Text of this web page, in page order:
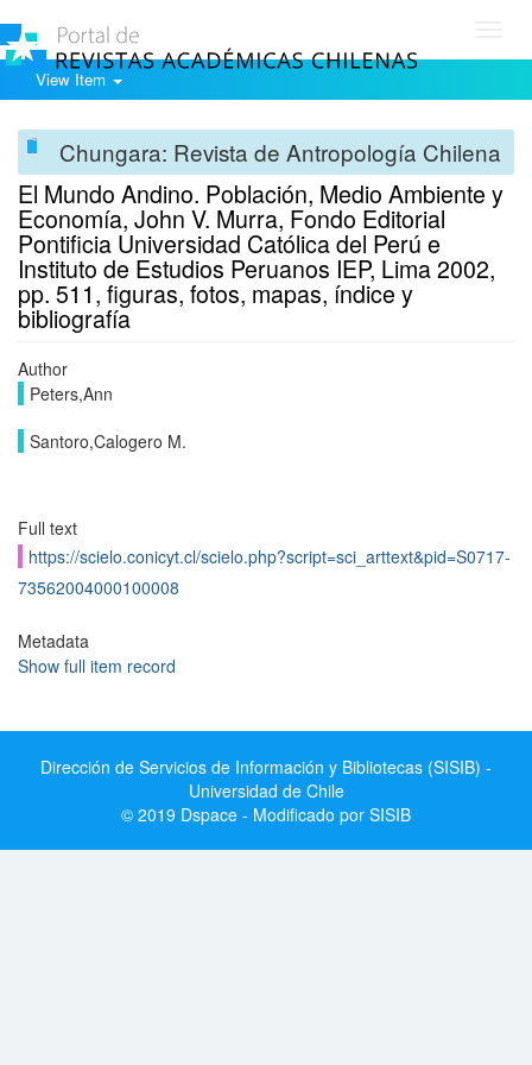
View Item
Chungara: Revista de Antropología Chilena
El Mundo Andino. Población, Medio Ambiente y
Economía, John V. Murra, Fondo Editorial
Pontificia Universidad Católica del Perú e
Instituto de Estudios Peruanos IEP, Lima 2002,
pp. 511, figuras, fotos, mapas, índice y
bibliografía
Author
Peters,Ann
Santoro,Calogero M.
Full text
https://scielo.conicyt.cl/scielo.php?script=sci_arttext&pid=S0717-
73562004000100008
Metadata
Show full item record
Dirección de Servicios de Información y Bibliotecas (SISIB) -
Universidad de Chile
© 2019 Dspace - Modificado por SISIB